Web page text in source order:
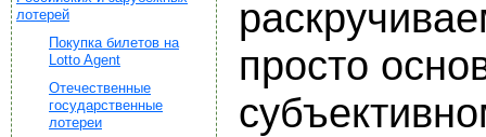
лотерей
Покупка билетов на
Lotto Agent
Отечественные
государственные
лотереи
просто